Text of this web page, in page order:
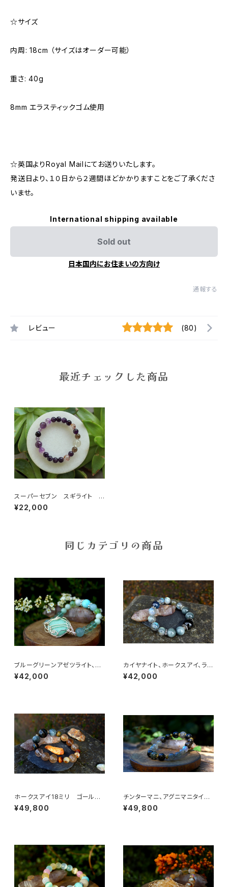
☆サイズ
内周: 18cm （サイズはオーダー可能）
重さ: 40g
8mm エラスティックゴム使用
☆英国よりRoyal Mailにてお送りいたします。
発送日より、１０日から２週間ほどかかりますことをご了承くださ
いませ。
International shipping available
Sold out
日本国内にお住まいの方向け
通報する
レビュー (80)
最近チェックした商品
スーパーセブン スギライト ブ
レスレット 宇宙意識を目覚め
させ、真理を悟る
¥22,000
同じカテゴリの商品
ブルーグリーンアゼツライト、ヘ
ミモルファイト、アマゾナイト
女性性、地球の愛と慈悲、心の
¥42,000
カイヤナイト、ホークスアイ、ラブ
ラドライト 鋭い直感力、決断力、
洞察力を磨き上げる
¥42,000
ホークスアイ18ミリ ゴールデ
ンコパールチル シトリン タイ
ガーズアイ 決断力、直感力、金
¥49,800
チンターマニ、アグニマニタイト、
プレセリ、アストロフィライト
魂の使命、心の望み、目標、啓
¥49,800